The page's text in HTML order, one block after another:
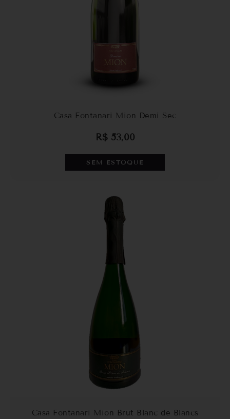
Casa Fontanari Mion Demi Sec
R$53,00
SEM ESTOQUE
Casa Fontanari Mion Brut Blanc de Blancs